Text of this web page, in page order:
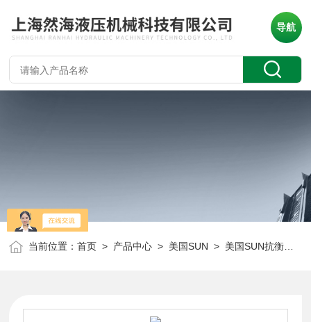
导航
当前位置：首页 > 产品中心 > 美国SUN > 美国SUN抗衡阀